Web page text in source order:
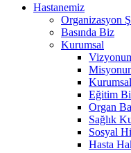
Hastanemiz
Organizasyon
Basında Biz
Kurumsal
Eğitim
Organ
Sağlık
Sosyal
Hasta